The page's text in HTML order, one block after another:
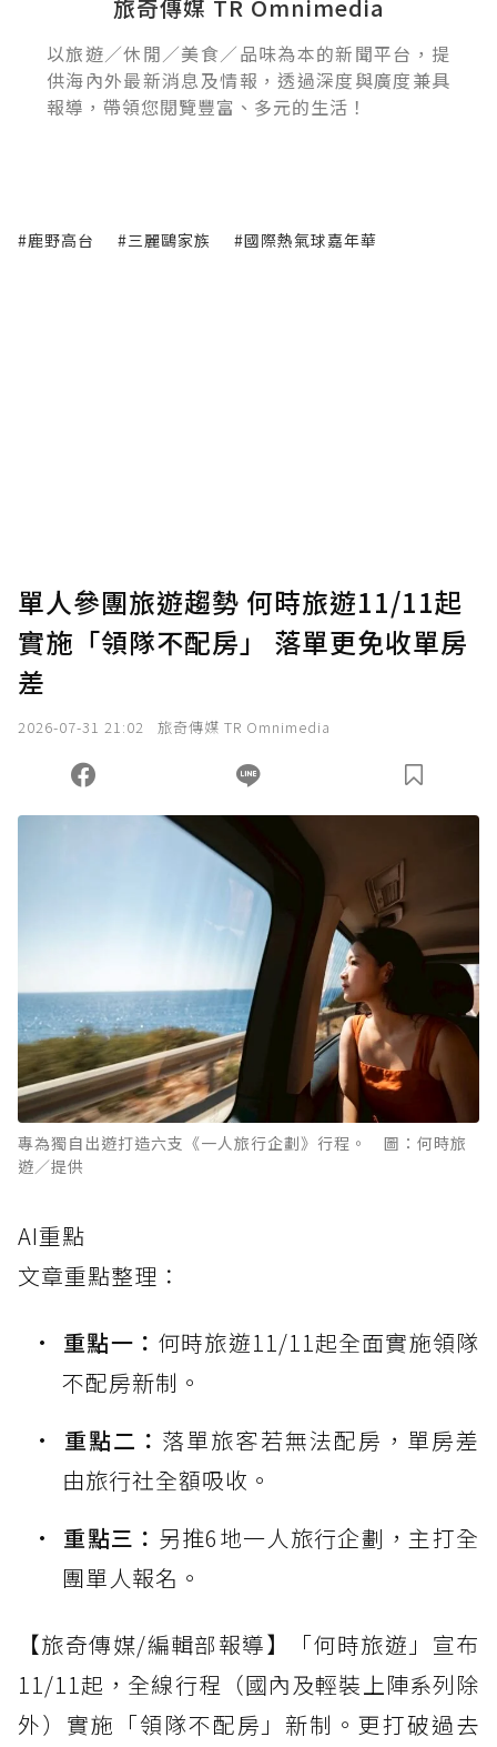
旅奇傳媒 TR Omnimedia
以旅遊／休閒／美食／品味為本的新聞平台，提
供海內外最新消息及情報，透過深度與廣度兼具
報導，帶領您閱覽豐富、多元的生活！
#鹿野高台 #三麗鷗家族 #國際熱氣球嘉年華
單人參團旅遊趨勢 何時旅遊11/11起
實施「領隊不配房」 落單更免收單房
差
2026-07-31 21:02 旅奇傳媒 TR Omnimedia
專為獨自出遊打造六支《一人旅行企劃》行程。 圖：何時旅
遊／提供
AI重點
文章重點整理：
重點一： 何時旅遊11/11起全面實施領隊
不配房新制。
重點二： 落單旅客若無法配房，單房差
由旅行社全額吸收。
重點三： 另推6地一人旅行企劃，主打全
團單人報名。
【旅奇傳媒/編輯部報導】「何時旅遊」宣布
11/11起，全線行程（國內及輕裝上陣系列除
外）實施「領隊不配房」新制。更打破過去